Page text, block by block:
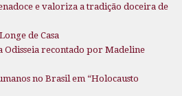
e valoriza a tradição doceira de
de Casa
Odisseia recontado por Madeline
no Brasil em “Holocausto